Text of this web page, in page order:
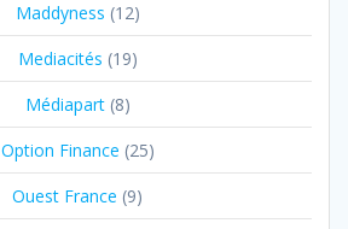
Maddyness (12)
Mediacités (19)
Médiapart(8)
Option Finance (25)
Ouest France (9)